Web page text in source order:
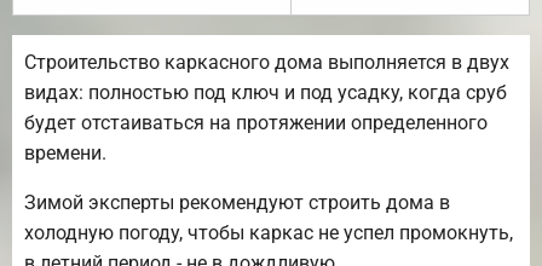
Строительство каркасного дома выполняется в двух
видах: полностью под ключ и под усадку, когда сруб
будет отстаиваться на протяжении определенного
времени.
Зимой эксперты рекомендуют строить дома в
холодную погоду, чтобы каркас не успел промокнуть,